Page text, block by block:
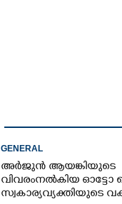
GENERAL
അർജുൻ ആയങ്കിയുടെ
വിവരംനൽകിയ ഓട്ടോ
സ്വകാര്യവ്യക്തിയുടെ